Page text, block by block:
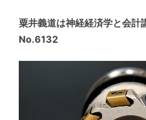
粟井義道は神経経済学と会計
No.6132